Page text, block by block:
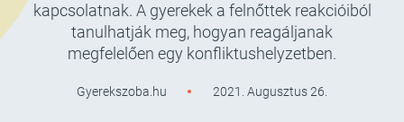
kapcsolatnak. A gyerekek a felnőttek reakcióiból
tanulhatják meg, hogyan reagáljanak
megfelelően egy konfliktushelyzetben.
Gyerekszoba.hu 2021. Augusztus 26.